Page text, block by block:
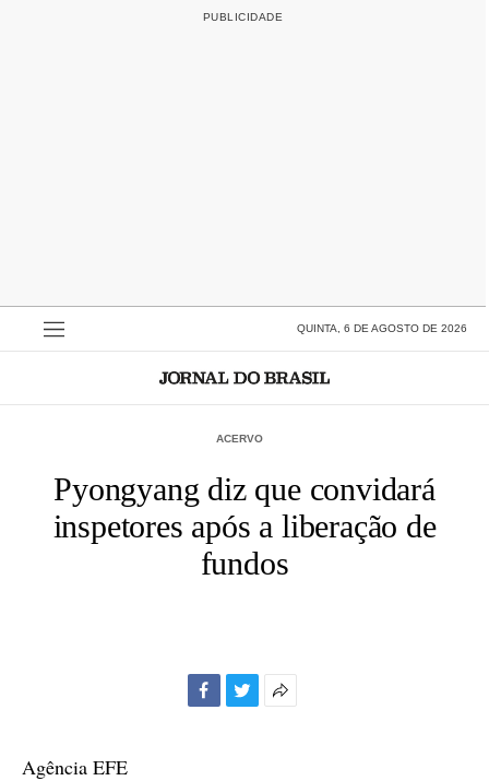
QUINTA, 6 DE AGOSTO DE 2026
ACERVO
Pyongyang diz que convidará
inspetores após a liberação de
fundos
Agência EFE